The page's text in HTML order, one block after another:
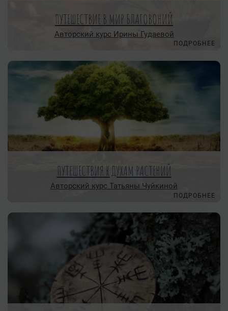
ПУТЕШЕСТВИЕ В МИР БЛАГОВОНИЙ
Авторский курс Ирины Гудаевой
ПОДРОБНЕЕ
ПУТЕШЕСТВИЯ К ДУХАМ РАСТЕНИЙ
Авторский курс Татьяны Чуйкиной
ПОДРОБНЕЕ